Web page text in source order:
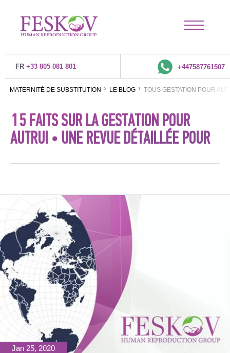
FR +33 805 081 801 +447587761507
MATERNITÉ DE SUBSTITUTION LE BLOG TOUS GESTATION POUR
15 FAITS SUR LA GESTATION POUR
AUTRUI • UNE REVUE DÉTAILLÉE POUR
Jan 25, 2020